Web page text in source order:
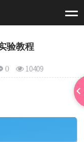
验教程
10409
0